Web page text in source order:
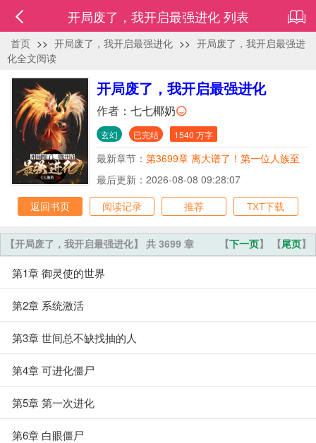
开局废了，我开启最强进化 列表
首页 >> 开局废了，我开启最强进化 >> 开局废了，我开启最强进
化全文阅读
开局废了，我开启最强进化
作者： 七七椰奶
玄幻 已完结 1540 万字
最新章节： 第3699章 离大谱了！第一位人族至
尊！
最后更新：2026-08-08 09:28:07
返回书页
阅读记录 推荐 TXT下载
【下一页】 【尾页】
【开局废了，我开启最强进化】 共 3699 章
第1章 御灵使的世界
第2章 系统激活
第3章 世间总不缺找抽的人
第4章 可进化僵尸
第5章 第一次进化
第6章 白眼僵尸